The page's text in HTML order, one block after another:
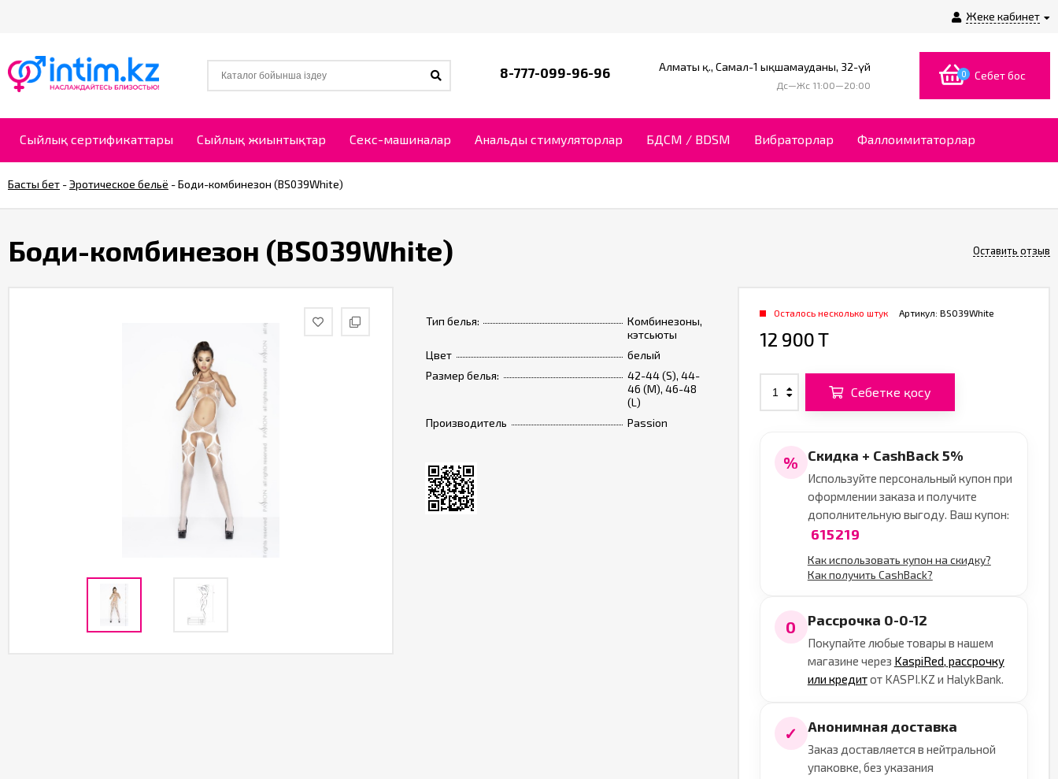
Жеке кабинет
8-777-099-96-96 Алматы қ., Самал-1 ықшамауданы, 32-үй
Дс—Жс 11:00—20:00
0 Себет бос
Сыйлық сертификаттары Сыйлық жиынтықтар Секс-машиналар Анальды стимуляторлар БДСМ / BDSM Вибраторлар Фаллоимитаторлар
Басты бет -Эротическое бельё -Боди-комбинезон (BS039White)
Боди-комбинезон (BS039White) Оставить отзыв
Тип белья:
Комбинезоны,
кэтсьюты
Цвет
белый
Размер белья:
42-44 (S), 44-
46 (M), 46-48
(L)
Производитель
Passion
Артикул: BS039White
Осталось несколько штук
12 900 T
Себетке қосу
% Скидка + CashBack 5%
Используйте персональный купон при
оформлении заказа и получите
дополнительную выгоду. Ваш купон:
615219
Как использовать купон на скидку?
Как получить CashBack?
0 Рассрочка 0-0-12
Покупайте любые товары в нашем
магазине через KaspiRed, рассрочку
или кредитот KASPI.KZ и HalykBank.
✓ Анонимная доставка
Заказ доставляется в нейтральной
упаковке, без указания